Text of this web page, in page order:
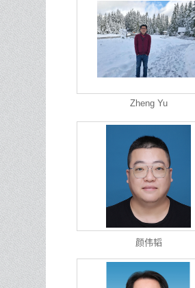
Zheng Yu
颜伟韬